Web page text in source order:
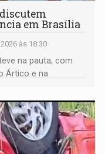
discutem
em Brasília
às 18:30
na pauta, com
Ártico e na